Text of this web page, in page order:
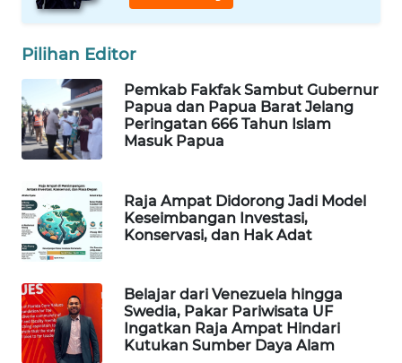
Pilihan Editor
Pemkab Fakfak Sambut Gubernur
Papua dan Papua Barat Jelang
Peringatan 666 Tahun Islam
Masuk Papua
Raja Ampat Didorong Jadi Model
Keseimbangan Investasi,
Konservasi, dan Hak Adat
Belajar dari Venezuela hingga
Swedia, Pakar Pariwisata UF
Ingatkan Raja Ampat Hindari
Kutukan Sumber Daya Alam
DESA
LAPAK
WAHANA
Wahana
Network
KONSUMEN
LISTRIK
MASYARAKAT
KELISTRIKAN